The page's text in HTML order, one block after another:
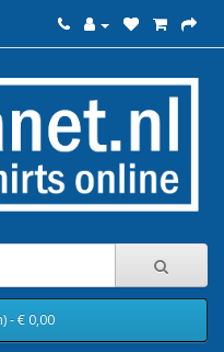
- € 0,00